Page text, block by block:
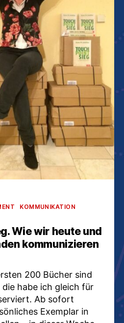
KOMMUNIKATION
Wie wir heute und
kommunizieren
200 Bücher sind
habe ich gleich für
Ab sofort
Exemplar in